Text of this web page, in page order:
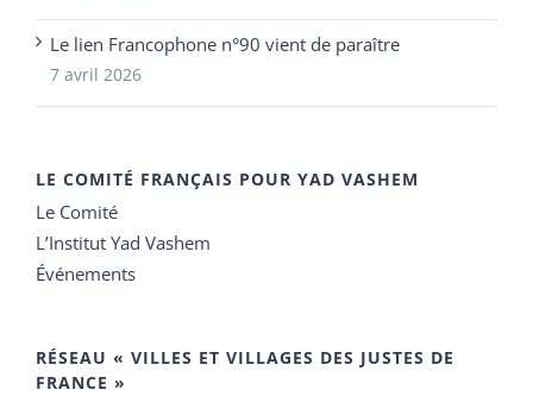
Le lien Francophone n°90 vient de paraître
7 avril 2026
LE COMITÉ FRANÇAIS POUR YAD VASHEM
Le Comité
L’Institut Yad Vashem
Événements
RÉSEAU « VILLES ET VILLAGES DES JUSTES DE
FRANCE »